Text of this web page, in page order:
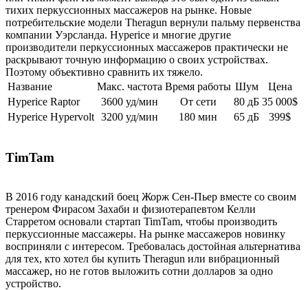
тихих перкуссионных массажеров на рынке. Новые
потребительские модели Theragun вернули пальму первенства
компании Уэрсланда. Hyperice и многие другие
производители перкуссионных массажеров практически не
раскрывают точную информацию о своих устройствах.
Поэтому объективно сравнить их тяжело.
Название
Макс. частота Время работы Шум
Цена
Hyperice Raptor
3600 уд/мин От сети 80 дБ 35 000$
Hyperice Hypervolt 3200 уд/мин 180 мин 65 дБ 399$
TimTam
В 2016 году канадский боец Жорж Сен-Пьер вместе со своим
тренером Фирасом Захаби и физиотерапевтом Келли
Старретом основали стартап TimTam, чтобы производить
перкуссионные массажеры. На рынке массажеров новинку
восприняли с интересом. Требовалась достойная альтернатива
для тех, кто хотел бы купить Theragun или вибрационный
массажер, но не готов выложить сотни долларов за одно
устройство.